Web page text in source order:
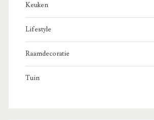
Keuken
Lifestyle
Raamdecoratie
Tuin